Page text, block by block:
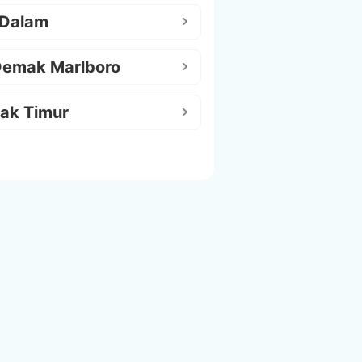
Marlboro
Timur